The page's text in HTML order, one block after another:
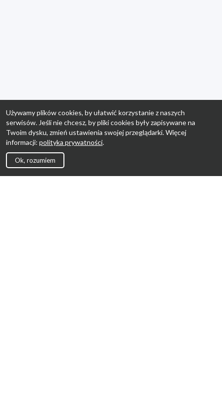
Używamy plików cookies, by ułatwić korzystanie z naszych
serwisów. Jeśli nie chcesz, by pliki cookies były zapisywane na
Twoim dysku, zmień ustawienia swojej przeglądarki. Więcej
informacji: polityka prywatności.
Ok, rozumiem